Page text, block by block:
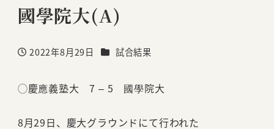
國學院大(A)
投稿日
2022年8月29日 カテゴリー
試合結果
◯慶應義塾大 7 – 5 國學院大
8月29日、慶大グラウンドにて行われた